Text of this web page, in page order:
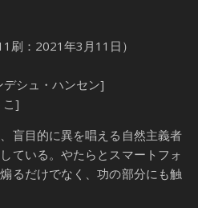
刷：2021年3月11日）
シュ・ハンセン]
こ]
盲目的に異を唱える自然主義者
ている。やたらとスマートフォ
るだけでなく、功の部分にも触